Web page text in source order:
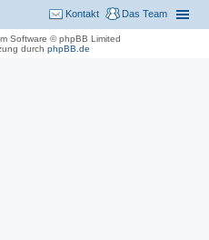
Das Team
Kontakt
Software © phpBB Limited
durch phpBB.de